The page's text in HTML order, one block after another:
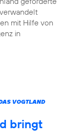
mit Hilfe von
in
VOGTLAND
bringt